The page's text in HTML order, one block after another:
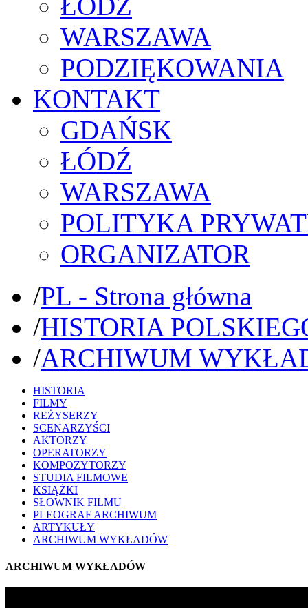
WARSZAWA
PODZIĘKOWANIA
KONTAKT
GDAŃSK
ŁÓDŹ
WARSZAWA
POLITYKA
ORGANIZATOR
/PL - Strona główna
/HISTORIA
/ARCHIWUM
HISTORIA
FILMY
REŻYSERZY
SCENARZYŚCI
AKTORZY
OPERATORZY
KOMPOZYTORZY
STUDIA FILMOWE
KSIĄŻKI
SŁOWNIK FILMU
PLEOGRAF ARCHIWUM
ARTYKUŁY
ARCHIWUM WYKŁADÓW
ARCHIWUM WYKŁADÓW